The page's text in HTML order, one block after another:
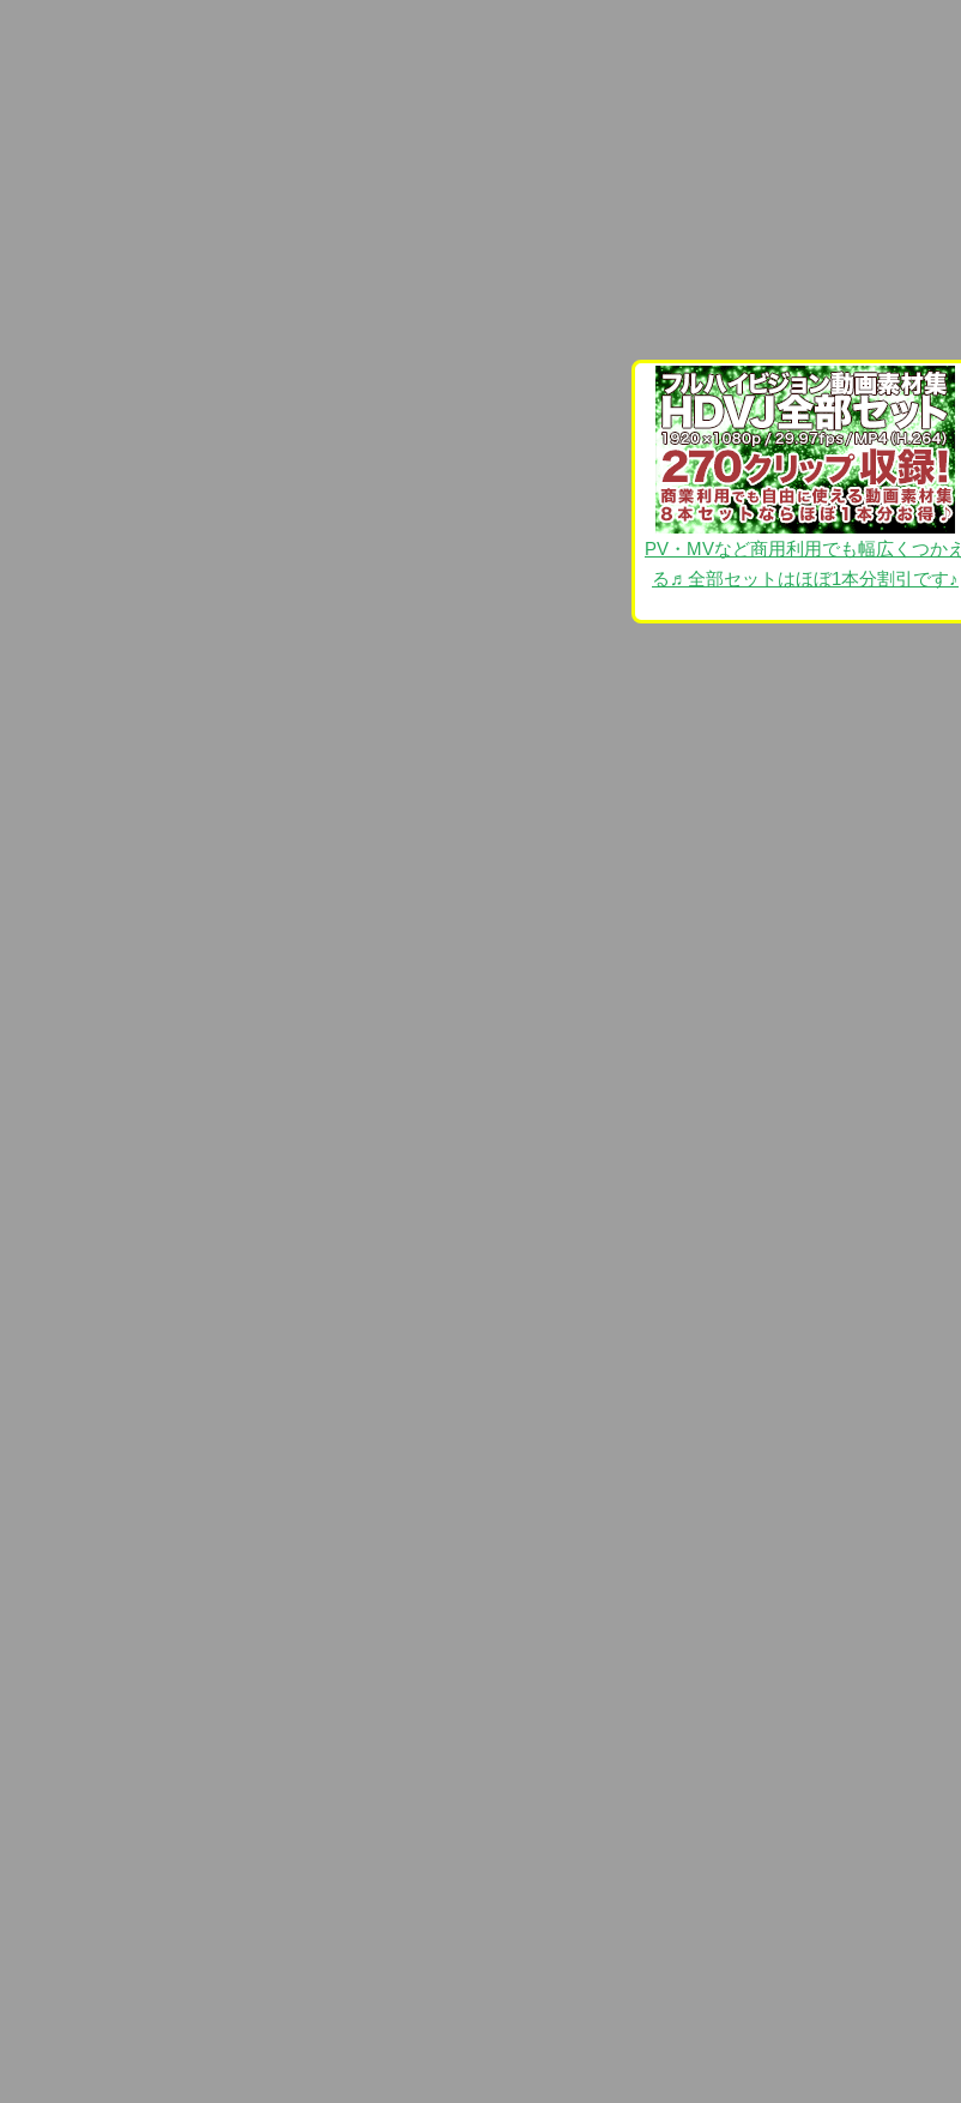
PV・MVなど商用利用でも幅広くつかえ
る♬全部セットはほぼ1本分割引です♪